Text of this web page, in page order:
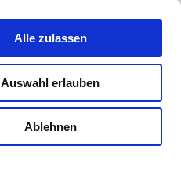
Alle zulassen
Auswahl erlauben
Ablehnen